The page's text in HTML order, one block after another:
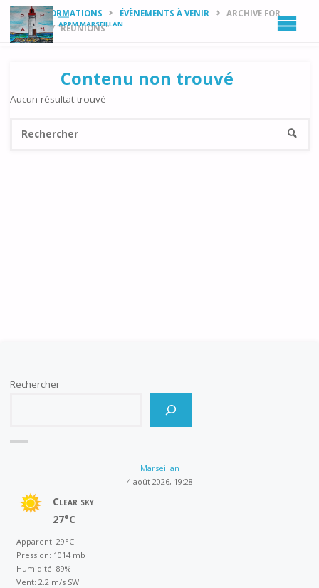
APPM MARSEILLAN
HOMEINFORMATIONS ÉVÈNEMENTS À VENIR
ARCHIVE FOR
CATEGORY "RÉUNIONS"
Contenu non trouvé
Aucun résultat trouvé
Rechercher
Marseillan
4 août 2026, 19:28
Clear sky
27°C
Apparent: 29°C
Pression: 1014 mb
Humidité: 89%
Vent: 2.2 m/s SW